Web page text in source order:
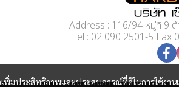
พิ่มประสิทธิภาพและประสบการณ์ที่ดีในการใช้งา
Address : 116/94 หมู่ที่ 9 ต
Tel : 02 090 2501-5 Fax